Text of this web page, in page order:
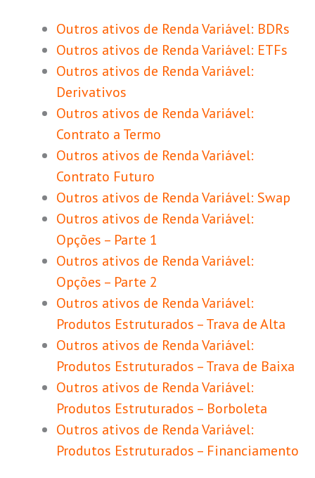
Outros ativos de Renda Variável: BDRs
Outros ativos de Renda Variável: ETFs
Outros ativos de Renda Variável:
Derivativos
Outros ativos de Renda Variável:
Contrato a Termo
Outros ativos de Renda Variável:
Contrato Futuro
Outros ativos de Renda Variável: Swap
Outros ativos de Renda Variável:
Opções – Parte 1
Outros ativos de Renda Variável:
Opções – Parte 2
Outros ativos de Renda Variável:
Produtos Estruturados – Trava de Alta
Outros ativos de Renda Variável:
Produtos Estruturados – Trava de Baixa
Outros ativos de Renda Variável:
Produtos Estruturados – Borboleta
Outros ativos de Renda Variável:
Produtos Estruturados – Financiamento